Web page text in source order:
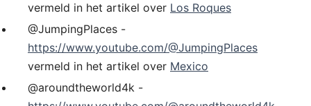
vermeld in het artikel over Los Roques
@JumpingPlaces -
https://www.youtube.com/@JumpingPlaces
vermeld in het artikel over Mexico
@aroundtheworld4k -